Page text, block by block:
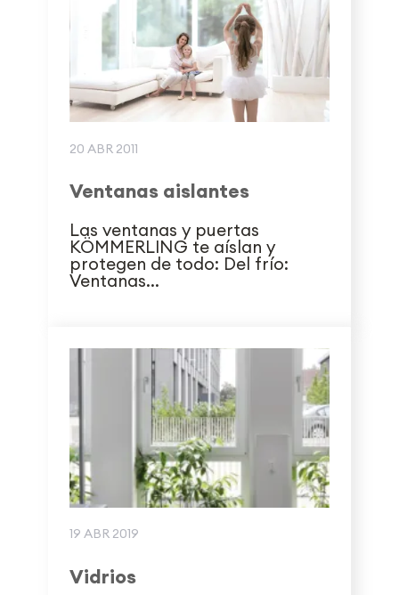
20 ABR 2011
Ventanas aislantes
Las ventanas y puertas
KÖMMERLING te aíslan y
protegen de todo: Del frío:
Ventanas...
19 ABR 2019
Vidrios